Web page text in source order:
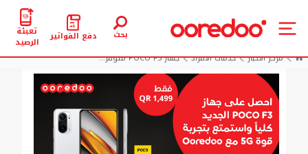
بحث دفع الفواتير تعبئة
الرصيد
مركز الأخبار
خدمات الأفراد جهاز POCO F3 متوفر...